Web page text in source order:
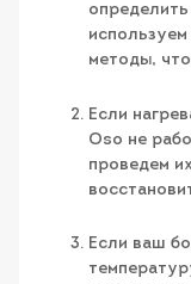
методы,
Если
Oso не
проведем
Если ваш